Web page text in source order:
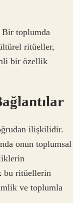
Bir toplumda
ritüeller,
bir özellik
ilişkilidir.
onun toplumsal
bu ritüellerin
ve toplumla